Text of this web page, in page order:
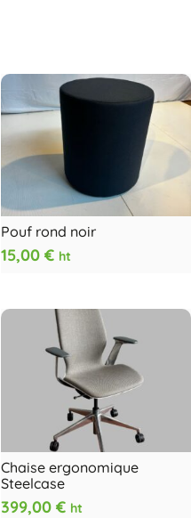
Pouf rond noir
15,00 € ht
Chaise ergonomique
Steelcase
399,00 € ht